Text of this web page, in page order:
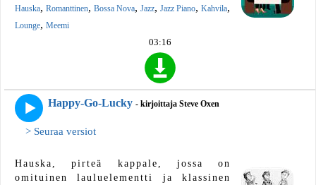
Hauska, Romanttinen, Bossa Nova, Jazz, Jazz Piano, Kahvila,
Lounge, Meemi
03:16
Happy-Go-Lucky - kirjoittaja Steve Oxen
> Seuraa versiot
Hauska, pirteä kappale, jossa on
omituinen lauluelementti ja klassinen